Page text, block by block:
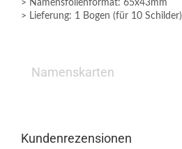
> Namensfolienformat: 65x43mm
> Lieferung: 1 Bogen (für 10 Schilder)
Namenskarten
Kundenrezensionen